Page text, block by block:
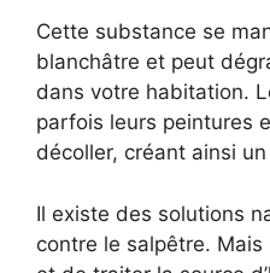
Cette substance se
blanchâtre et peut
dans votre habitation.
parfois leurs peintures
décoller, créant ainsi
Il existe des solutions
contre le salpêtre.